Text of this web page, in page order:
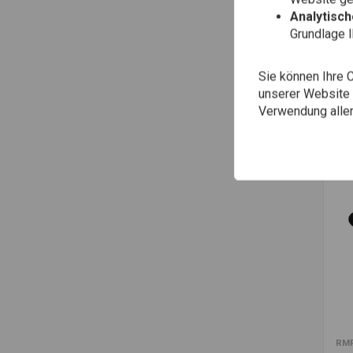
57
Grundlage
Sie können Ihre
unserer Website
Verwendung